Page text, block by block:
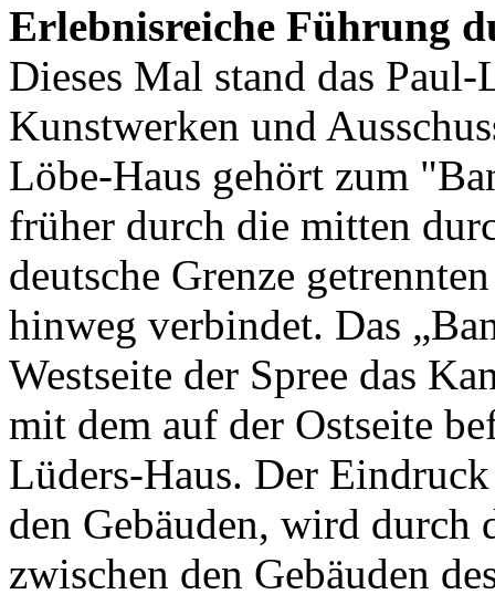
Erlebnisreiche Führung
Dieses Mal stand das
Kunstwerken und
Löbe-Haus gehört zum
früher durch die mitten
deutsche Grenze
hinweg verbindet. Das
Westseite der Spree das
mit dem auf der Ostseite
Lüders-Haus. Der
den Gebäuden, wird durch
zwischen den Gebäuden